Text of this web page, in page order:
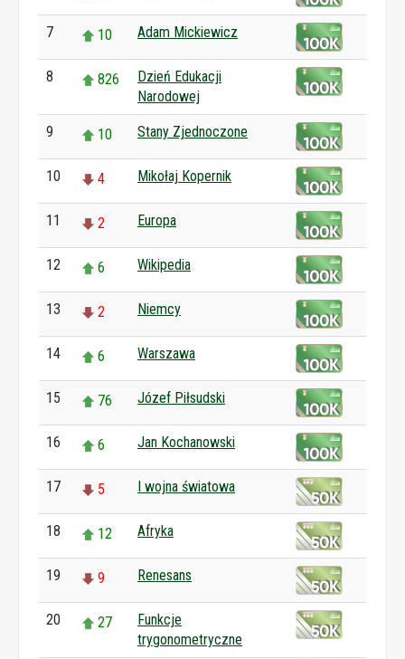
7 10 Adam Mickiewicz
8 826
Dzień Edukacji
Narodowej
9 10 Stany Zjednoczone
10 4 Mikołaj Kopernik
11 2 Europa
12 6 Wikipedia
13 2 Niemcy
14 6 Warszawa
15 76 Józef Piłsudski
16 6 Jan Kochanowski
17 5 I wojna światowa
18 12 Afryka
19 9 Renesans
20 27
Funkcje
trygonometryczne